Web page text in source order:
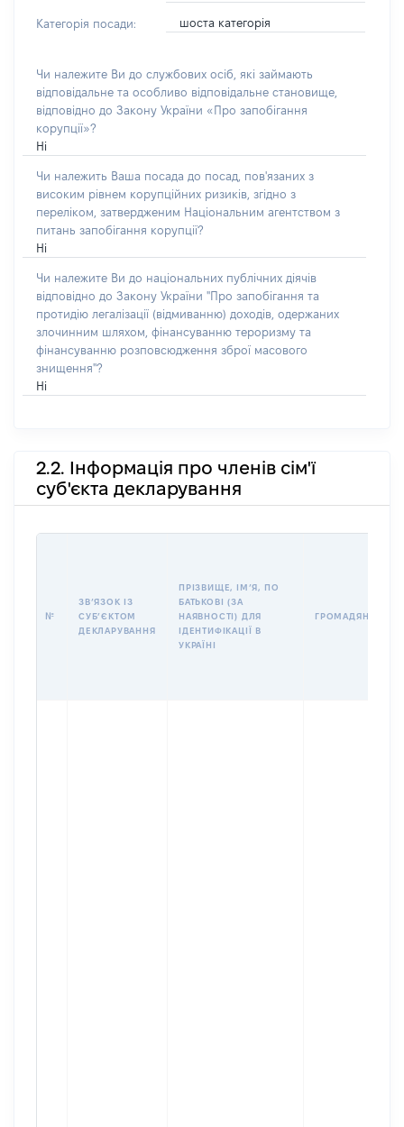
Категорія посади: шоста категорія
Чи належите Ви до службових осіб, які займають
відповідальне та особливо відповідальне становище,
відповідно до Закону України «Про запобігання
корупції»?
Ні
Чи належить Ваша посада до посад, пов'язаних з
високим рівнем корупційних ризиків, згідно з
переліком, затвердженим Національним агентством з
питань запобігання корупції?
Ні
Чи належите Ви до національних публічних діячів
відповідно до Закону України "Про запобігання та
протидію легалізації (відмиванню) доходів, одержаних
злочинним шляхом, фінансуванню тероризму та
фінансуванню розповсюдження зброї масового
знищення"?
Ні
2.2. Інформація про членів сім'ї
суб'єкта декларування
№
ЗВʼЯЗОК ІЗ
СУБʼЄКТОМ
ДЕКЛАРУВАННЯ
ПРІЗВИЩЕ, ІМʼЯ, ПО
БАТЬКОВІ (ЗА
НАЯВНОСТІ) ДЛЯ
ІДЕНТИФІКАЦІЇ В
УКРАЇНІ
ГРОМАДЯНСТВО